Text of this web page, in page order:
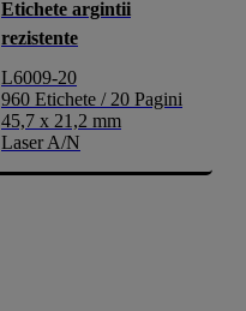
Etichete argintii
rezistente
L6009-20
960 Etichete / 20 Pagini
45,7 x 21,2 mm
Laser A/N